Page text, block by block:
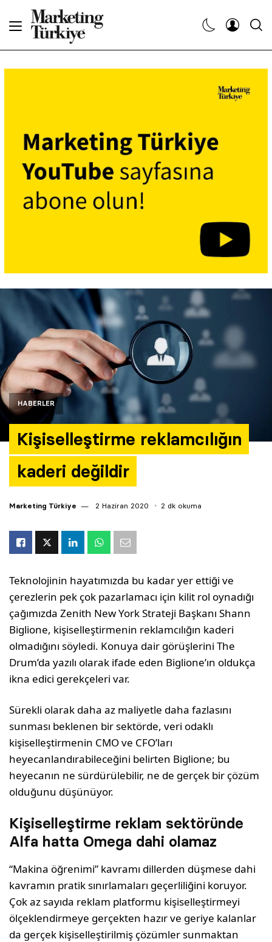
HABERLER
Kişiselleştirme reklamcılığın
kaderi değildir
Marketing Türkiye 2 Haziran 2020 2 dk okuma
Teknolojinin hayatımızda bu kadar yer ettiği ve
çerezlerin pek çok pazarlamacı için kilit rol oynadığı
çağımızda Zenith New York Strateji Başkanı Shann
Biglione, kişiselleştirmenin reklamcılığın kaderi
olmadığını söyledi. Konuya dair görüşlerini The
Drum’da yazılı olarak ifade eden Biglione’ın oldukça
ikna edici gerekçeleri var.
Sürekli olarak daha az maliyetle daha fazlasını
sunması beklenen bir sektörde, veri odaklı
kişiselleştirmenin CMO ve CFO’ları
heyecanlandırabileceğini belirten Biglione; bu
heyecanın ne sürdürülebilir, ne de gerçek bir çözüm
olduğunu düşünüyor.
Kişiselleştirme reklam sektöründe
Alfa hatta Omega dahi olamaz
“Makina öğrenimi” kavramı dillerden düşmese dahi
kavramın pratik sınırlamaları geçerliliğini koruyor.
Çok az sayıda reklam platformu kişiselleştirmeyi
ölçeklendirmeye gerçekten hazır ve geriye kalanlar
da gerçek kişiselleştirilmiş çözümler sunmaktan
Dergiler
Etkinlikler
Araştırma